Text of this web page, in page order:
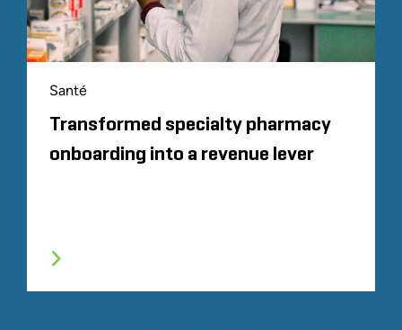
Santé
Transformed specialty pharmacy
onboarding into a revenue lever